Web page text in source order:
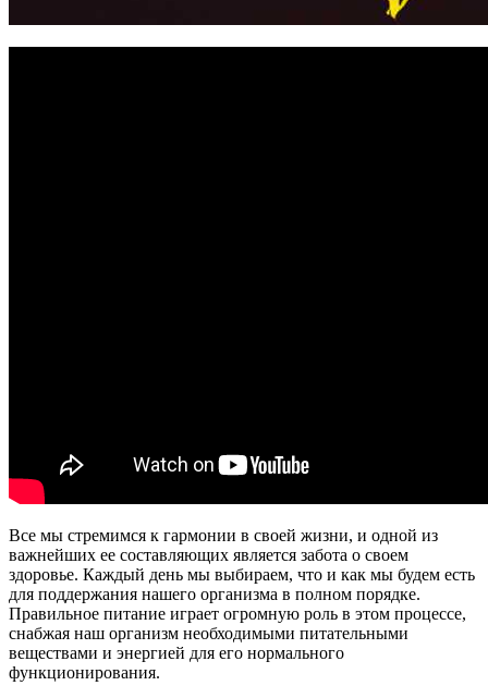
Все мы стремимся к гармонии в своей жизни, и одной из
важнейших ее составляющих является забота о своем
здоровье. Каждый день мы выбираем, что и как мы будем есть
для поддержания нашего организма в полном порядке.
Правильное питание играет огромную роль в этом процессе,
снабжая наш организм необходимыми питательными
веществами и энергией для его нормального
функционирования.